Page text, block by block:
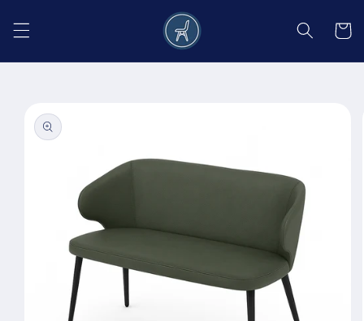
conținut
Coș
informațiile
despre
produs